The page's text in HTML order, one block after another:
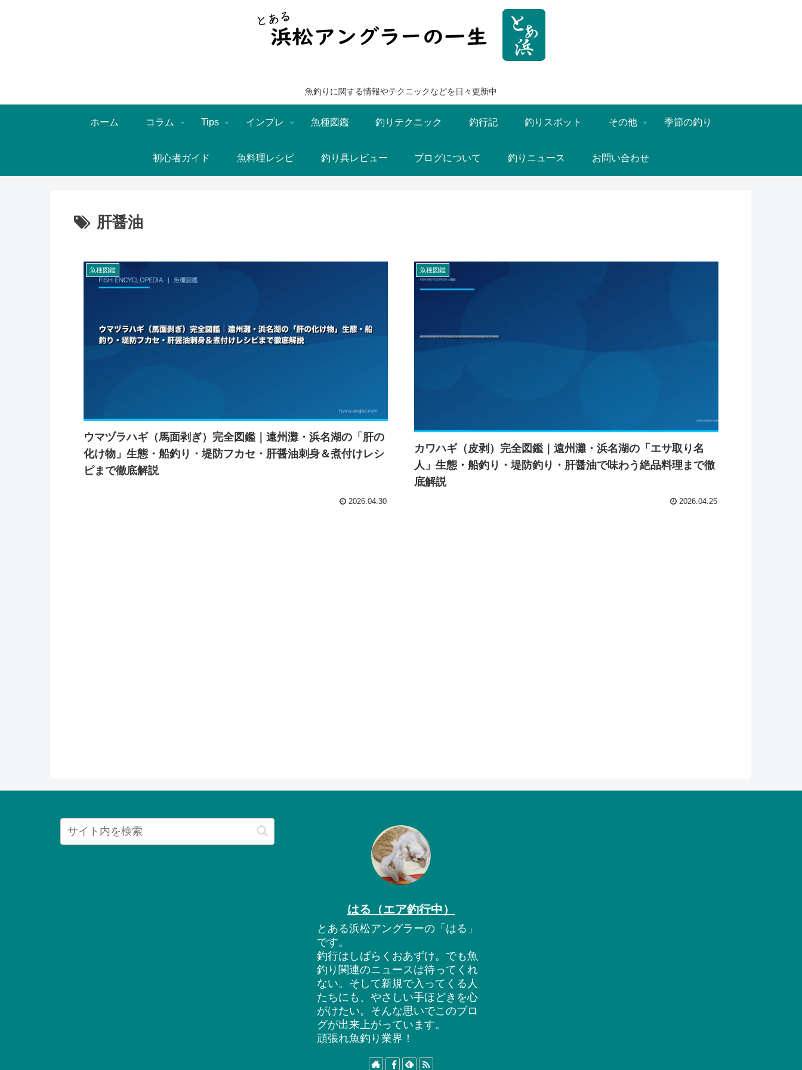
魚釣りに関する情報やテクニックなどを日々更新中
ホーム コラム Tips インプレ 魚種図鑑 釣りテクニック 釣行記 釣りスポット その他 季節の釣り
初心者ガイド 魚料理レシピ 釣り具レビュー ブログについて 釣りニュース お問い合わせ
肝醤油
魚種図鑑
ウマヅラハギ（馬面剥ぎ）完全図鑑｜遠州灘・浜名湖の「肝の
化け物」生態・船釣り・堤防フカセ・肝醤油刺身＆煮付けレシ
ピまで徹底解説
2026.04.30
魚種図鑑
カワハギ（皮剥）完全図鑑｜遠州灘・浜名湖の「エサ取り名
人」生態・船釣り・堤防釣り・肝醤油で味わう絶品料理まで徹
底解説
2026.04.25
はる（エア釣行中）
とある浜松アングラーの「はる」
です。
釣行はしばらくおあずけ。でも魚
釣り関連のニュースは待ってくれ
ない。そして新規で入ってくる人
たちにも、やさしい手ほどきを心
がけたい。そんな思いでこのブロ
グが出来上がっています。
頑張れ魚釣り業界！